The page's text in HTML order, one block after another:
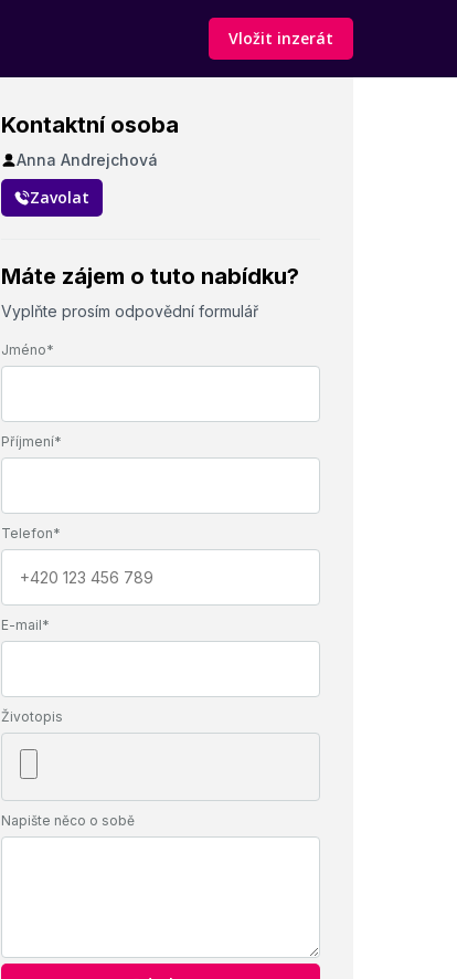
Vložit inzerát
Kontaktní osoba
Anna Andrejchová
Zavolat
Máte zájem o tuto nabídku?
Vyplňte prosím odpovědní formulář
Jméno*
Příjmení*
Telefon*
E-mail*
Životopis
Napište něco o sobě